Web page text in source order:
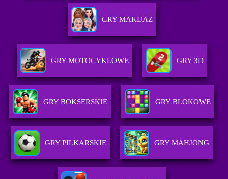
GRY MAKIJAZ
GRY MOTOCYKLOWE GRY 3D
GRY BOKSERSKIE GRY BLOKOWE
GRY PILKARSKIE GRY MAHJONG